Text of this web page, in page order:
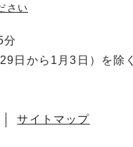
さい
分
日から1月3日）を除く
サイトマップ